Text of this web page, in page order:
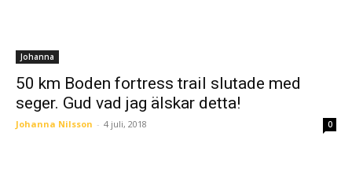
Johanna
50 km Boden fortress trail slutade med
seger. Gud vad jag älskar detta!
Johanna Nilsson - 4 juli, 2018 0